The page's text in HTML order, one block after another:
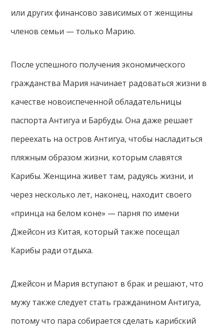
или других финансово зависимых от женщины
членов семьи — только Марию.
После успешного получения экономического
гражданства Мария начинает радоваться жизни в
качестве новоиспеченной обладательницы
паспорта Антигуа и Барбуды. Она даже ​​решает
переехать на остров Антигуа, чтобы насладиться
пляжным образом жизни, которым славятся
Карибы. Женщина живет там, радуясь жизни, и
через несколько лет, наконец, находит своего
«принца на белом коне» — парня по имени
Джейсон из Китая, который также посещал
Карибы ради отдыха.
Джейсон и Мария вступают в брак и решают, что
мужу также следует стать гражданином Антигуа,
потому что пара собирается сделать карибский